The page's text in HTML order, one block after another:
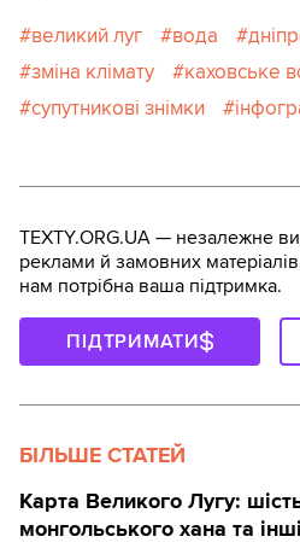
великий луг вода
зміна клімату
каховське
супутникові знімки
TEXTY.ORG.UA — незалежне
реклами й замовних
нам потрібна ваша підтримка.
ПІДТРИМАТИ
БІЛЬШЕ СТАТЕЙ
Карта Великого Лугу:
монгольського хана та